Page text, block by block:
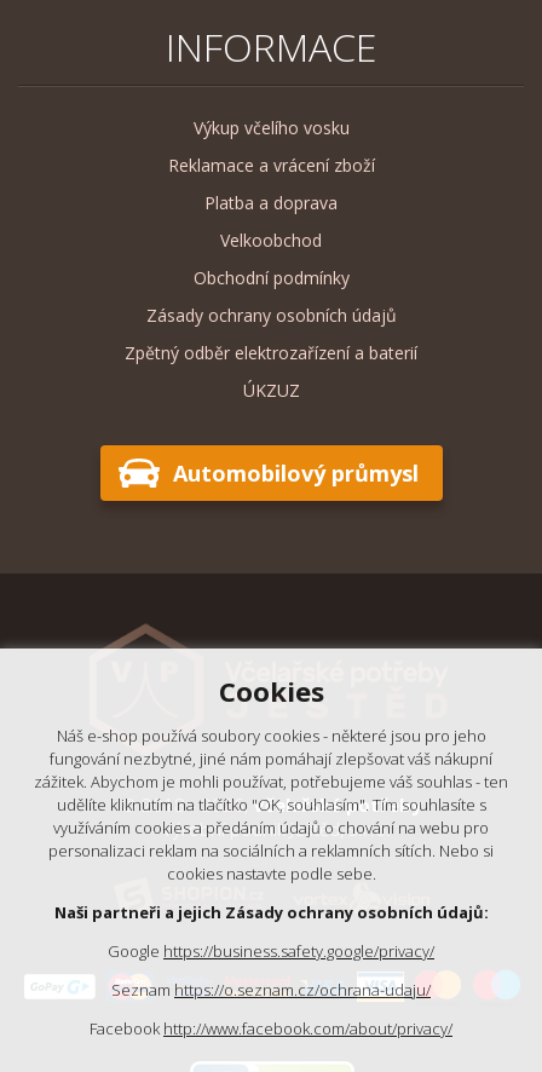
INFORMACE
Výkup včelího vosku
Reklamace a vrácení zboží
Platba a doprava
Velkoobchod
Obchodní podmínky
Zásady ochrany osobních údajů
Zpětný odběr elektrozařízení a baterií
ÚKZUZ
Automobilový průmysl
© 2018 - 2026, Včelařské potřeby
- Výrobní podnik Ještěd, s.r.o.
Cookies
Náš e-shop používá soubory cookies - některé jsou pro jeho
fungování nezbytné, jiné nám pomáhají zlepšovat váš nákupní
zážitek. Abychom je mohli používat, potřebujeme váš souhlas - ten
udělíte kliknutím na tlačítko "OK, souhlasím". Tím souhlasíte s
využíváním cookies a předáním údajů o chování na webu pro
personalizaci reklam na sociálních a reklamních sítích. Nebo si
cookies nastavte podle sebe.
Naši partneři a jejich Zásady ochrany osobních údajů:
Google https://business.safety.google/privacy/
Seznam https://o.seznam.cz/ochrana-udaju/
Facebook http://www.facebook.com/about/privacy/